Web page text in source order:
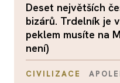
Deset největších
bizárů. Trdelník je
peklem musíte na
není)
CIVILIZACE